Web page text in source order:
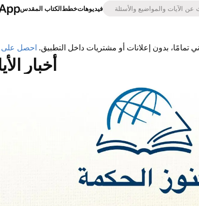
الكتاب المقدسخططفيديوهات
تمامًا، بدون إعلانات أو مشتريات داخل التطبيق. احصل على
أخبار